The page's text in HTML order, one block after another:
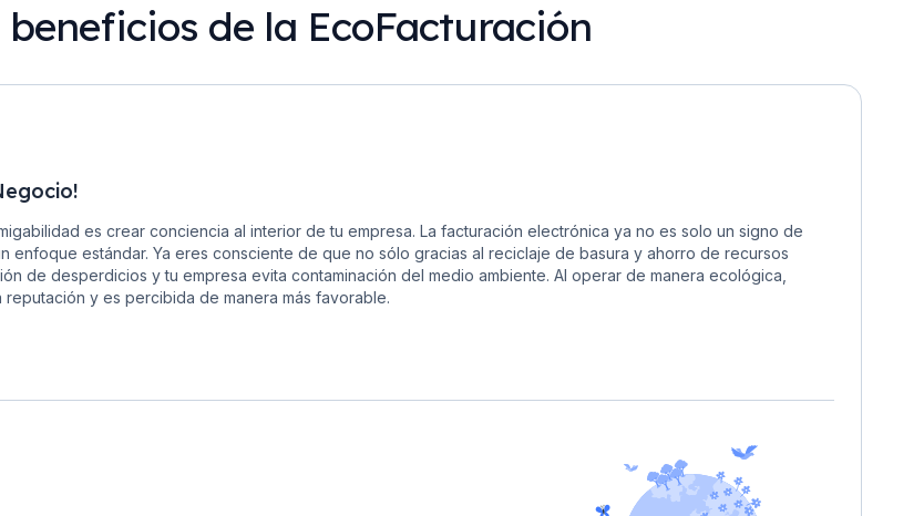
beneficios de la EcoFacturación
es crear conciencia al interior de tu empresa. La facturación electrónica ya no es solo un signo de
enfoque estándar. Ya eres consciente de que no sólo gracias al reciclaje de basura y ahorro de recursos
de desperdicios y tu empresa evita contaminación del medio ambiente. Al operar de manera ecológica,
reputación y es percibida de manera más favorable.